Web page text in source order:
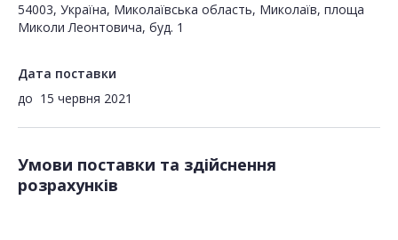
54003, Україна, Миколаївська область, Миколаїв, площа
Миколи Леонтовича, буд. 1
Дата поставки
до 15 червня 2021
Умови поставки та здійснення
розрахунків